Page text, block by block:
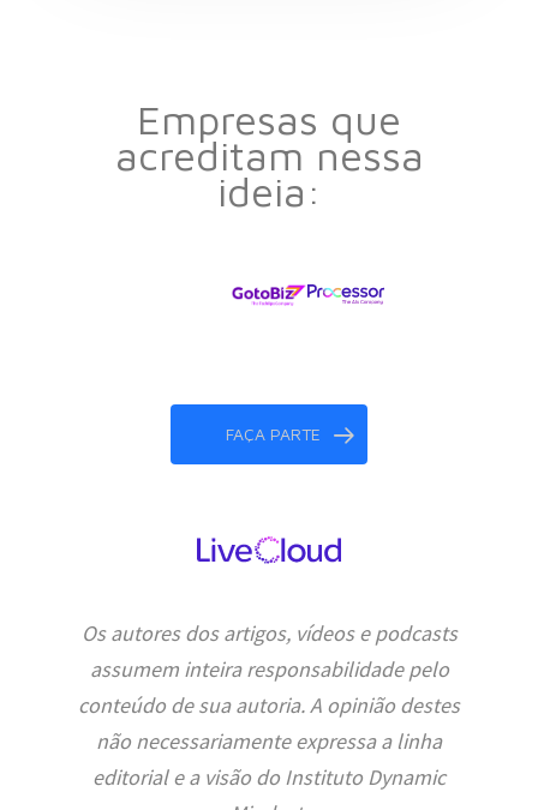
Empresas que
acreditam nessa
ideia:
FAÇA PARTE
Os autores dos artigos, vídeos e podcasts
assumem inteira responsabilidade pelo
conteúdo de sua autoria. A opinião destes
não necessariamente expressa a linha
editorial e a visão do Instituto Dynamic